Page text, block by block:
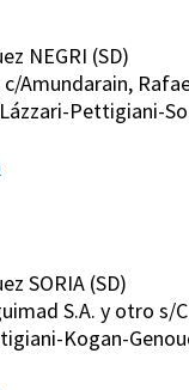
NEGRI (SD)
Amundarain,
Pettigiani-
SORIA (SD)
S.A. y otro s/
Kogan-